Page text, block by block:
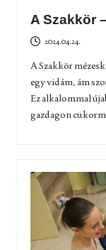
A Szakkör
2024.04.24.
A Szakkör
egy vidám, ám
Ez alkalommal
gazdagon